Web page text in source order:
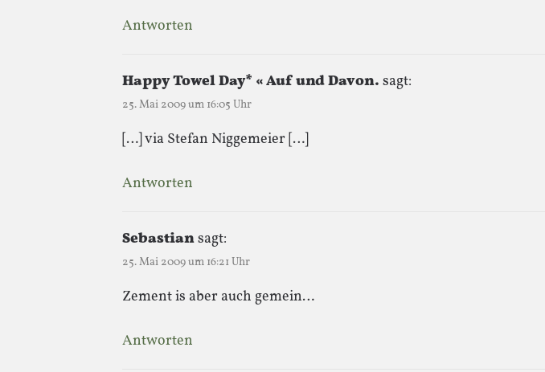
Antworten
Happy Towel Day* « Auf und Davon. sagt:
25. Mai 2009 um 16:05 Uhr
[…] via Stefan Niggemeier […]
Antworten
Sebastiansagt:
25. Mai 2009 um 16:21 Uhr
Zement is aber auch gemein…
Antworten